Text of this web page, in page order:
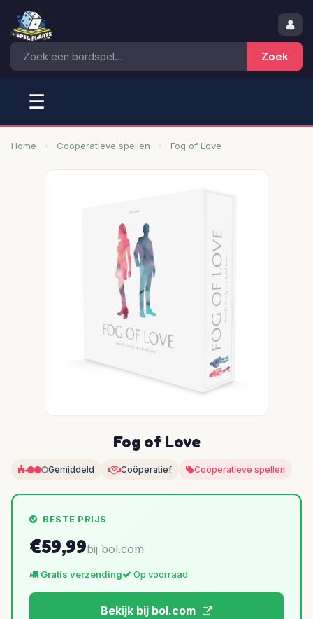
☰
Home Coöperatieve spellen Fog of Love
Fog of Love
Gemiddeld Coöperatief Coöperatieve spellen
BESTE PRIJS
€59,99bij bol.com
Gratis verzending Op voorraad
Bekijk bij bol.com